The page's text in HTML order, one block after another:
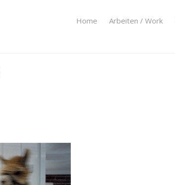
Home Arbeiten / Work